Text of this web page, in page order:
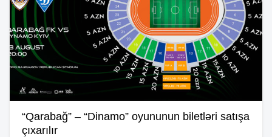
“Qarabağ” – “Dinamo” oyununun biletləri satışa
çıxarılır